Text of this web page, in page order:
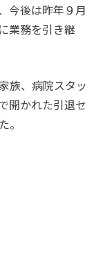
今後は昨年９月
業務を引き継
族、病院スタッ
開かれた引退セ
。